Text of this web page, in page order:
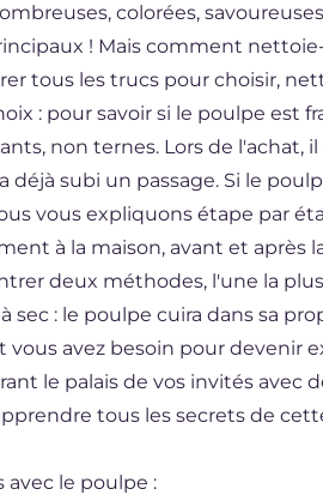
colorées,
! Mais comment
tous les trucs pour choisir,
: pour savoir si le poulpe est
non ternes. Lors de l'achat,
subi un passage. Si le
vous expliquons étape par
à la maison, avant et après
deux méthodes, l'une la
: le poulpe cuira dans sa
avez besoin pour devenir
le palais de vos invités avec
tous les secrets de
le poulpe :